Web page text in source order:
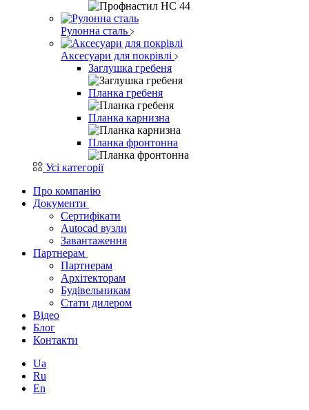
Рулонна сталь
Аксесуари для покрівлі
Заглушка гребеня
Планка гребеня
Планка карнизна
Планка фронтонна
Усі категорії
Про компанію
Документи
Сертифікати
Autocad вузли
Завантаження
Партнерам
Партнерам
Архітекторам
Будівельникам
Стати дилером
Відео
Блог
Контакти
Ua
Ru
En